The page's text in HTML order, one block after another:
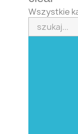
Wszystkie